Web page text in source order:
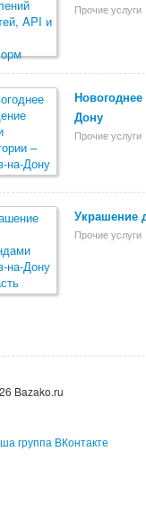
Прочие услуги
Дону
Прочие услуги
Украшение
Прочие услуги
Bazako.ru